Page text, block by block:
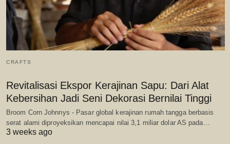
CRAFTS
Revitalisasi Ekspor Kerajinan Sapu: Dari Alat
Kebersihan Jadi Seni Dekorasi Bernilai Tinggi
Broom Corn Johnnys - Pasar global kerajinan rumah tangga berbasis
serat alami diproyeksikan mencapai nilai 3,1 miliar dolar AS pada…
3 weeks ago